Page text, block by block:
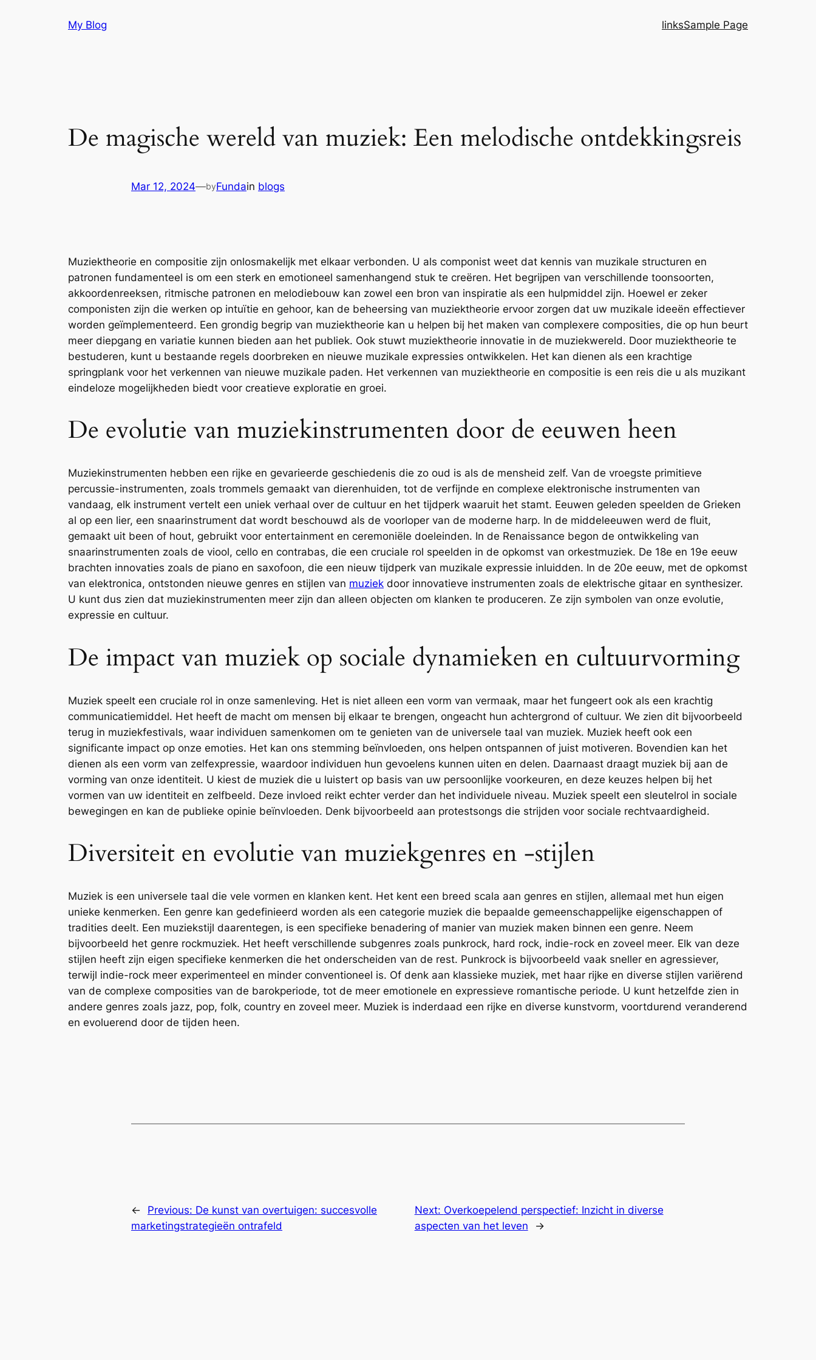
My Blog linksSample Page
De magische wereld van muziek: Een melodische ontdekkingsreis
Mar 12, 2024—byFundain blogs
Muziektheorie en compositie zijn onlosmakelijk met elkaar verbonden. U als componist weet dat kennis van muzikale structuren en
patronen fundamenteel is om een sterk en emotioneel samenhangend stuk te creëren. Het begrijpen van verschillende toonsoorten,
akkoordenreeksen, ritmische patronen en melodiebouw kan zowel een bron van inspiratie als een hulpmiddel zijn. Hoewel er zeker
componisten zijn die werken op intuïtie en gehoor, kan de beheersing van muziektheorie ervoor zorgen dat uw muzikale ideeën effectiever
worden geïmplementeerd. Een grondig begrip van muziektheorie kan u helpen bij het maken van complexere composities, die op hun beurt
meer diepgang en variatie kunnen bieden aan het publiek. Ook stuwt muziektheorie innovatie in de muziekwereld. Door muziektheorie te
bestuderen, kunt u bestaande regels doorbreken en nieuwe muzikale expressies ontwikkelen. Het kan dienen als een krachtige
springplank voor het verkennen van nieuwe muzikale paden. Het verkennen van muziektheorie en compositie is een reis die u als muzikant
eindeloze mogelijkheden biedt voor creatieve exploratie en groei.
De evolutie van muziekinstrumenten door de eeuwen heen
Muziekinstrumenten hebben een rijke en gevarieerde geschiedenis die zo oud is als de mensheid zelf. Van de vroegste primitieve
percussie-instrumenten, zoals trommels gemaakt van dierenhuiden, tot de verfijnde en complexe elektronische instrumenten van
vandaag, elk instrument vertelt een uniek verhaal over de cultuur en het tijdperk waaruit het stamt. Eeuwen geleden speelden de Grieken
al op een lier, een snaarinstrument dat wordt beschouwd als de voorloper van de moderne harp. In de middeleeuwen werd de fluit,
gemaakt uit been of hout, gebruikt voor entertainment en ceremoniële doeleinden. In de Renaissance begon de ontwikkeling van
snaarinstrumenten zoals de viool, cello en contrabas, die een cruciale rol speelden in de opkomst van orkestmuziek. De 18e en 19e eeuw
brachten innovaties zoals de piano en saxofoon, die een nieuw tijdperk van muzikale expressie inluidden. In de 20e eeuw, met de opkomst
van elektronica, ontstonden nieuwe genres en stijlen van muziek door innovatieve instrumenten zoals de elektrische gitaar en synthesizer.
U kunt dus zien dat muziekinstrumenten meer zijn dan alleen objecten om klanken te produceren. Ze zijn symbolen van onze evolutie,
expressie en cultuur.
De impact van muziek op sociale dynamieken en cultuurvorming
Muziek speelt een cruciale rol in onze samenleving. Het is niet alleen een vorm van vermaak, maar het fungeert ook als een krachtig
communicatiemiddel. Het heeft de macht om mensen bij elkaar te brengen, ongeacht hun achtergrond of cultuur. We zien dit bijvoorbeeld
terug in muziekfestivals, waar individuen samenkomen om te genieten van de universele taal van muziek. Muziek heeft ook een
significante impact op onze emoties. Het kan ons stemming beïnvloeden, ons helpen ontspannen of juist motiveren. Bovendien kan het
dienen als een vorm van zelfexpressie, waardoor individuen hun gevoelens kunnen uiten en delen. Daarnaast draagt muziek bij aan de
vorming van onze identiteit. U kiest de muziek die u luistert op basis van uw persoonlijke voorkeuren, en deze keuzes helpen bij het
vormen van uw identiteit en zelfbeeld. Deze invloed reikt echter verder dan het individuele niveau. Muziek speelt een sleutelrol in sociale
bewegingen en kan de publieke opinie beïnvloeden. Denk bijvoorbeeld aan protestsongs die strijden voor sociale rechtvaardigheid.
Diversiteit en evolutie van muziekgenres en -stijlen
Muziek is een universele taal die vele vormen en klanken kent. Het kent een breed scala aan genres en stijlen, allemaal met hun eigen
unieke kenmerken. Een genre kan gedefinieerd worden als een categorie muziek die bepaalde gemeenschappelijke eigenschappen of
tradities deelt. Een muziekstijl daarentegen, is een specifieke benadering of manier van muziek maken binnen een genre. Neem
bijvoorbeeld het genre rockmuziek. Het heeft verschillende subgenres zoals punkrock, hard rock, indie-rock en zoveel meer. Elk van deze
stijlen heeft zijn eigen specifieke kenmerken die het onderscheiden van de rest. Punkrock is bijvoorbeeld vaak sneller en agressiever,
terwijl indie-rock meer experimenteel en minder conventioneel is. Of denk aan klassieke muziek, met haar rijke en diverse stijlen variërend
van de complexe composities van de barokperiode, tot de meer emotionele en expressieve romantische periode. U kunt hetzelfde zien in
andere genres zoals jazz, pop, folk, country en zoveel meer. Muziek is inderdaad een rijke en diverse kunstvorm, voortdurend veranderend
en evoluerend door de tijden heen.
← Previous: De kunst van overtuigen: succesvolle
marketingstrategieën ontrafeld
Next: Overkoepelend perspectief: Inzicht in diverse
aspecten van het leven
→